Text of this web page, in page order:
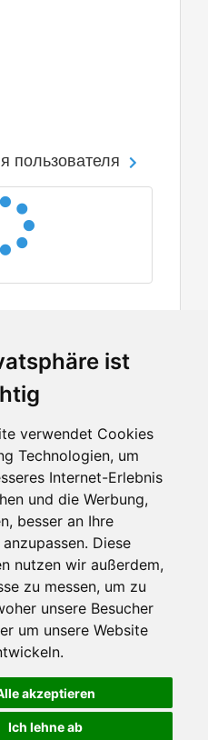
ist
verwendet Cookies
Technologien, um
Internet-Erlebnis
und die Werbung,
besser an Ihre
Diese
nutzen wir außerdem,
zu messen, um zu
unsere Besucher
um unsere Website
akzeptieren
Ich lehne ab
пользователя
Партнерам
Инвесторам
Медиа
Facebook
Twitter
YouTube